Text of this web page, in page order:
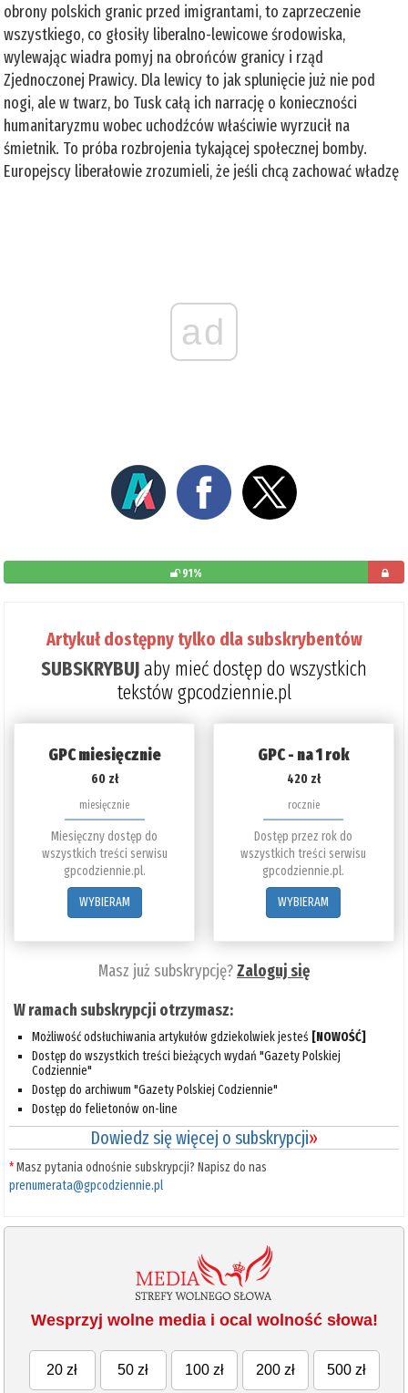
obrony polskich granic przed imigrantami, to zaprzeczenie
wszystkiego, co głosiły liberalno-lewicowe środowiska,
wylewając wiadra pomyj na obrońców granicy i rząd
Zjednoczonej Prawicy. Dla lewicy to jak splunięcie już nie pod
nogi, ale w twarz, bo Tusk całą ich narrację o konieczności
humanitaryzmu wobec uchodźców właściwie wyrzucił na
śmietnik. To próba rozbrojenia tykającej społecznej bomby.
Europejscy liberałowie zrozumieli, że jeśli chcą zachować władzę
ad
91%
Artykuł dostępny tylko dla subskrybentów
SUBSKRYBUJaby mieć dostęp do wszystkich
tekstów gpcodziennie.pl
GPC miesięcznie
60 zł
miesięcznie
Miesięczny dostęp do
wszystkich treści serwisu
gpcodziennie.pl.
WYBIERAM
GPC - na 1 rok
420 zł
rocznie
Dostęp przez rok do
wszystkich treści serwisu
gpcodziennie.pl.
WYBIERAM
Masz już subskrypcję?Zaloguj się
W ramach subskrypcji otrzymasz:
Możliwość odsłuchiwania artykułów gdziekolwiek jesteś [NOWOŚĆ]
Dostęp do wszystkich treści bieżących wydań "Gazety Polskiej
Codziennie"
Dostęp do archiwum "Gazety Polskiej Codziennie"
Dostęp do felietonów on-line
Dowiedz się więcej o subskrypcji»
*Masz pytania odnośnie subskrypcji? Napisz do nas
prenumerata@gpcodziennie.pl
Wesprzyj wolne media i ocal wolność słowa!
20 zł 50 zł 100 zł 200 zł 500 zł